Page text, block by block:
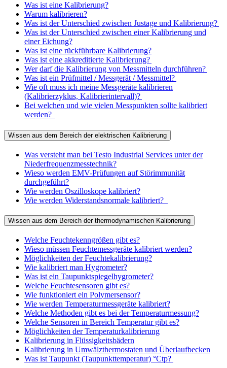
Was ist eine Kalibrierung?
Warum kalibrieren?
Was ist der Unterschied zwischen Justage und Kalibrierung?
Was ist der Unterschied zwischen einer Kalibrierung und
einer Eichung?
Was ist eine rückführbare Kalibrierung?
Was ist eine akkreditierte Kalibrierung?
Wer darf die Kalibrierung von Messmitteln durchführen?
Was ist ein Prüfmittel / Messgerät / Messmittel?
Wie oft muss ich meine Messgeräte kalibrieren
(Kalibrierzyklus, Kalibrierintervall)?
Bei welchen und wie vielen Messpunkten sollte kalibriert
werden?
Wissen aus dem Bereich der elektrischen Kalibrierung
Was versteht man bei Testo Industrial Services unter der
Niederfrequenzmesstechnik?
Wieso werden EMV-Prüfungen auf Störimmunität
durchgeführt?
Wie werden Oszilloskope kalibriert?
Wie werden Widerstandsnormale kalibriert?
Wissen aus dem Bereich der thermodynamischen Kalibrierung
Welche Feuchtekenngrößen gibt es?
Wieso müssen Feuchtemessgeräte kalibriert werden?
Möglichkeiten der Feuchtekalibrierung?
Wie kalibriert man Hygrometer?
Was ist ein Taupunktspiegelhygrometer?
Welche Feuchtesensoren gibt es?
Wie funktioniert ein Polymersensor?
Wie werden Temperaturmessgeräte kalibriert?
Welche Methoden gibt es bei der Temperaturmessung?
Welche Sensoren in Bereich Temperatur gibt es?
Möglichkeiten der Temperaturkalibrierung
Kalibrierung in Flüssigkeitsbädern
Kalibrierung in Umwälzthermostaten und Überlaufbecken
Was ist Taupunkt (Taupunkttemperatur) °Ctp?